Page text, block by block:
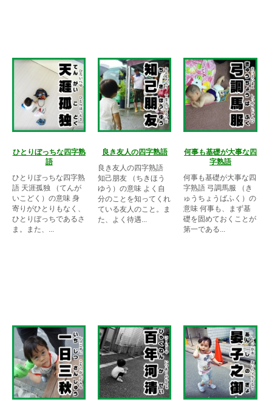
ひとりぼっちな四字熟
語
ひとりぼっちな四字熟
語 天涯孤独 （てんが
いこどく）の意味 身
寄りがひとりもなく、
ひとりぼっちであるさ
ま。また、...
良き友人の四字熟語
良き友人の四字熟語
知己朋友 （ちきほう
ゆう）の意味 よく自
分のことを知ってくれ
ている友人のこと。ま
た、よく待遇...
何事も基礎が大事な四
字熟語
何事も基礎が大事な四
字熟語 弓調馬服 （き
ゅうちょうばふく）の
意味 何事も、まず基
礎を固めておくことが
第一である...